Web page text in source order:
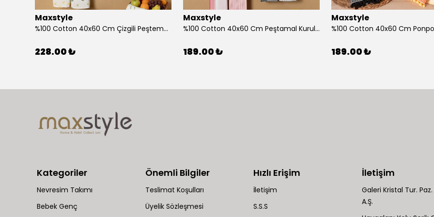
Maxstyle
%100 Cotton 40x60 Cm Çizgili Peştemal Kurulama Bezi 2 Li Set
228.00 ₺
Maxstyle
%100 Cotton 40x60 Cm Peştamal Kurulama Bezi 4 Lü Set
189.00 ₺
Maxstyle
189.00 ₺
Kategoriler
Nevresim Takımı
Bebek Genç
Önemli Bilgiler
Teslimat Koşulları
Üyelik Sözleşmesi
Hızlı Erişim
İletişim
S.S.S
İletişim
Galeri Kristal Tur.
A.Ş.